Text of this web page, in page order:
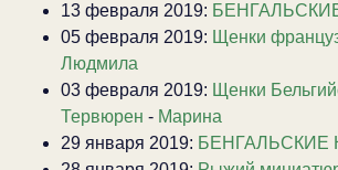
13 февраля 2019:
05 февраля 2019: Щенки
Людмила
03 февраля 2019: Щенки
Тервюрен - Марина
29 января 2019: БЕНГАЛЬСКИЕ